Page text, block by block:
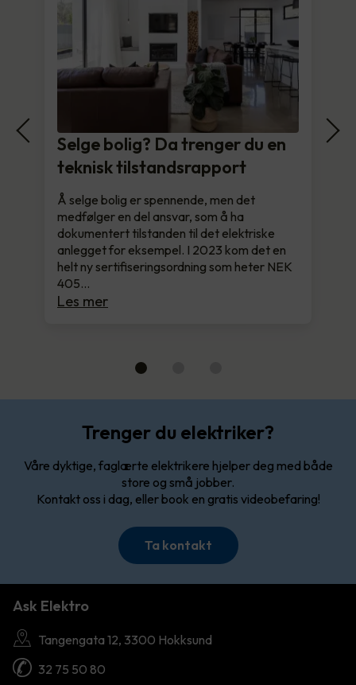
Selge bolig? Da trenger du en
teknisk tilstandsrapport
Å selge bolig er spennende, men det
medfølger en del ansvar, som å ha
dokumentert tilstanden til det elektriske
anlegget for eksempel. I 2023 kom det en
helt ny sertifiseringsordning som heter NEK
405…
Les mer
Trenger du elektriker?
Våre dyktige, faglærte elektrikere hjelper deg med både
store og små jobber.
Kontakt oss i dag, eller book en gratis videobefaring!
Ta kontakt
Ask Elektro
Tangengata 12, 3300 Hokksund
32 75 50 80